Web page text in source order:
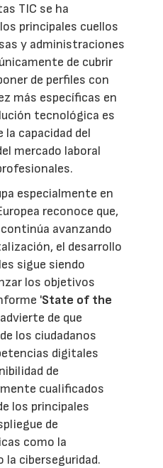
TIC se ha
principales cuellos
y administraciones
de cubrir
de perfiles con
más específicas en
tecnológica es
la capacidad del
mercado laboral
especialmente en
reconoce que,
avanzando
el desarrollo
sigue siendo
los objetivos
'State of the
de que
los ciudadanos
digitales
de
cualificados
los principales
de
como la
ciberseguridad.